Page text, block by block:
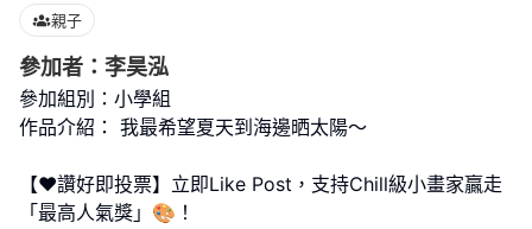
親子
參加者：李昊泓
參加組別：小學組
作品介紹： 我最希望夏天到海邊晒太陽～
【❤️讚好即投票】立即Like Post，支持Chill級小畫家贏走
「最高人氣獎」🎨！